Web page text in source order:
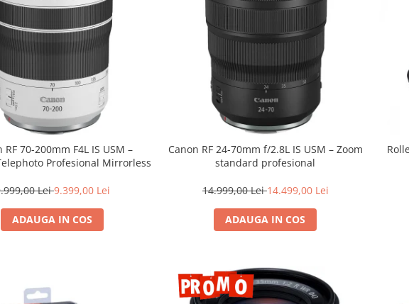
RF 70-200mm F4L IS USM –
Profesional Mirrorless
Lei9.399,00 Lei
ADAUGA IN COS
Canon RF 24-70mm f/2.8L IS USM – Zoom
standard profesional
14.999,00 Lei14.499,00 Lei
ADAUGA IN COS